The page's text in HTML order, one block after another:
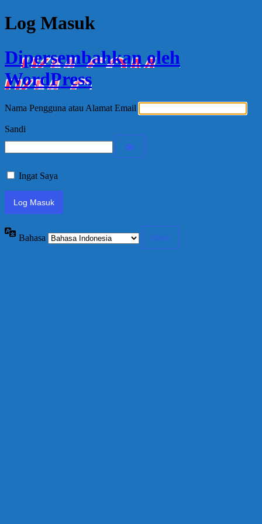
Log Masuk
Dipersembahkan oleh
WordPress
Nama Pengguna atau Alamat Email
Sandi
Ingat Saya
Bahasa